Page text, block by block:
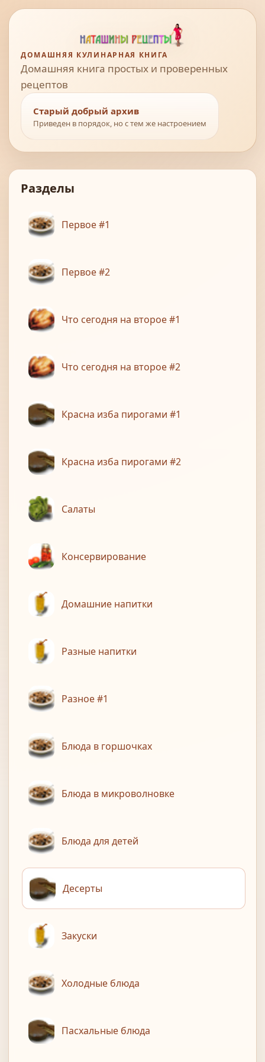
ДОМАШНЯЯ КУЛИНАРНАЯ КНИГА
Домашняя книга простых и проверенных
рецептов
Старый добрый архив
Приведен в порядок, но с тем же настроением
Разделы
Первое #1
Первое #2
Что сегодня на второе #1
Что сегодня на второе #2
Красна изба пирогами #1
Красна изба пирогами #2
Салаты
Консервирование
Домашние напитки
Разные напитки
Разное #1
Блюда в горшочках
Блюда в микроволновке
Блюда для детей
Десерты
Закуски
Холодные блюда
Пасхальные блюда